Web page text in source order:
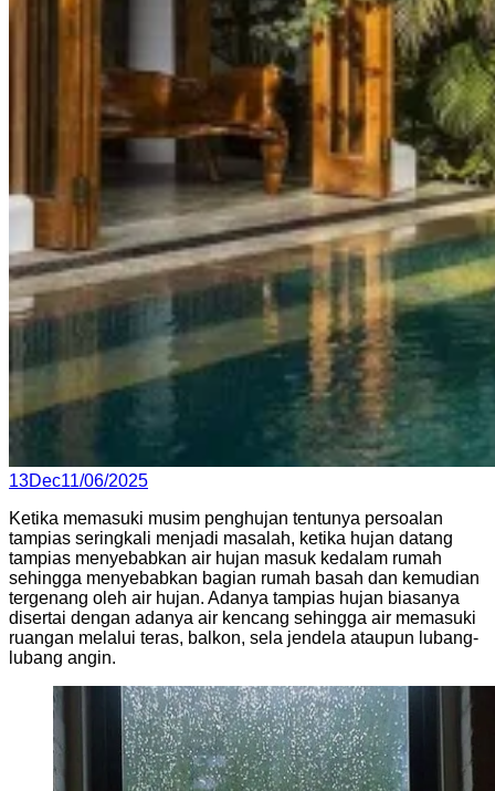
Posted
13Dec11/06/2025
Ketika memasuki musim penghujan tentunya persoalan
tampias seringkali menjadi masalah, ketika hujan datang
tampias menyebabkan air hujan masuk kedalam rumah
sehingga menyebabkan bagian rumah basah dan kemudian
tergenang oleh air hujan. Adanya tampias hujan biasanya
disertai dengan adanya air kencang sehingga air memasuki
ruangan melalui teras, balkon, sela jendela ataupun lubang-
lubang angin.